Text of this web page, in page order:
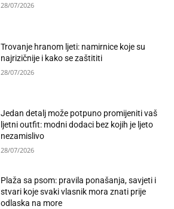
28/07/2026
Trovanje hranom ljeti: namirnice koje su
najrizičnije i kako se zaštititi
28/07/2026
Jedan detalj može potpuno promijeniti vaš
ljetni outfit: modni dodaci bez kojih je ljeto
nezamislivo
28/07/2026
Plaža sa psom: pravila ponašanja, savjeti i
stvari koje svaki vlasnik mora znati prije
odlaska na more